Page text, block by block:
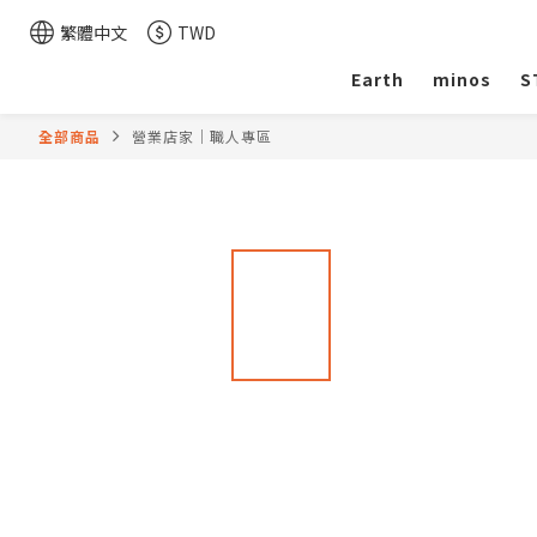
繁體中文
TWD
Earth
minos
全部商品 營業店家｜職人專區